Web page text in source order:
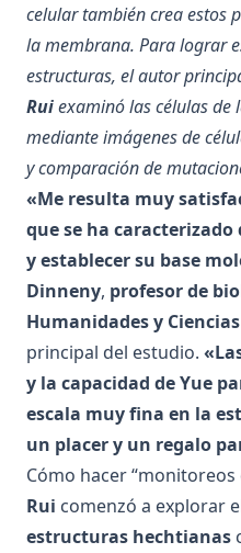
celular también crea estos
la membrana. Para lograr
estructuras, el autor
Ruiexaminó las células de
mediante imágenes de
y comparación de
«Me resulta muy
que se ha
y establecer su base
Dinneny, profesor de
Humanidades y Ciencias
principal del estudio.
y la capacidad de Yue
escala muy fina en la
un placer y un regalo
Cómo hacer
Rui comenzó a explorar
estructuras hechtianas